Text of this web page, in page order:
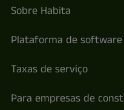
Sobre Habita
Plataforma de
Taxas de serviço
Para empresas de